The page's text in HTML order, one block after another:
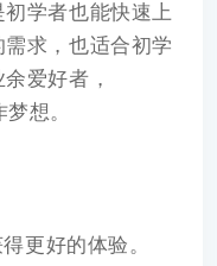
学者也能快速上
求，也适合初学
爱好者，
想。
更好的体验。